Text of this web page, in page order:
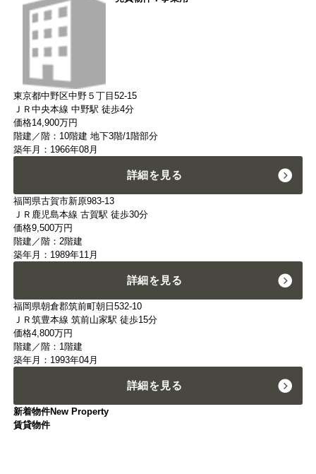
東京都中野区中野５丁目52-15
ＪＲ中央本線 中野駅 徒歩4分
価格14,900万円
階建／階：10階建 地下3階/1階部分
築年月：1966年08月
詳細を見る
福岡県古賀市新原983-13
ＪＲ鹿児島本線 古賀駅 徒歩30分
価格9,500万円
階建／階：2階建
築年月：1989年11月
詳細を見る
福岡県朝倉郡筑前町朝日532-10
ＪＲ筑豊本線 筑前山家駅 徒歩15分
価格4,800万円
階建／階：1階建
築年月：1993年04月
詳細を見る
新着物件New Property
賃貸物件